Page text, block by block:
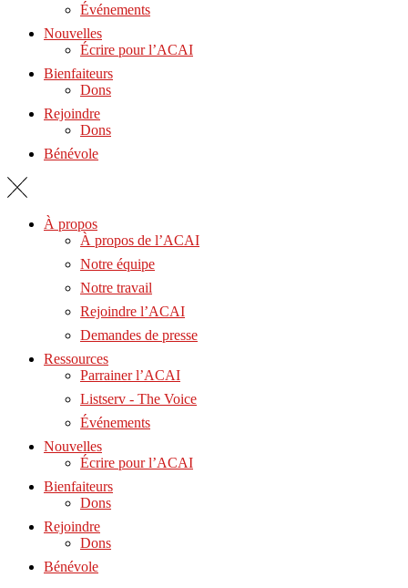
Événements
Nouvelles
Écrire pour l’ACAI
Bienfaiteurs
Dons
Rejoindre
Dons
Bénévole
À propos
À propos de l’ACAI
Notre équipe
Notre travail
Rejoindre l’ACAI
Demandes de presse
Ressources
Parrainer l’ACAI
Listserv - The Voice
Événements
Nouvelles
Écrire pour l’ACAI
Bienfaiteurs
Dons
Rejoindre
Dons
Bénévole